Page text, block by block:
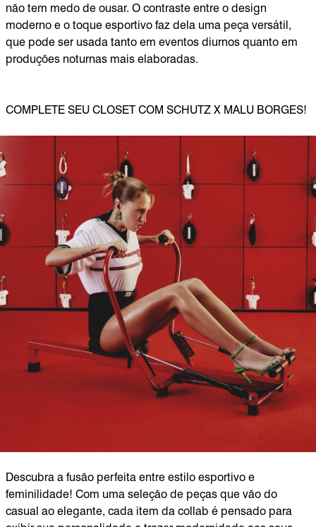
não tem medo de ousar. O contraste entre o design
moderno e o toque esportivo faz dela uma peça versátil,
que pode ser usada tanto em eventos diurnos quanto em
produções noturnas mais elaboradas.
COMPLETE SEU CLOSET COM SCHUTZ X MALU BORGES!
Descubra a fusão perfeita entre estilo esportivo e
feminilidade! Com uma seleção de peças que vão do
casual ao elegante, cada item da collab é pensado para